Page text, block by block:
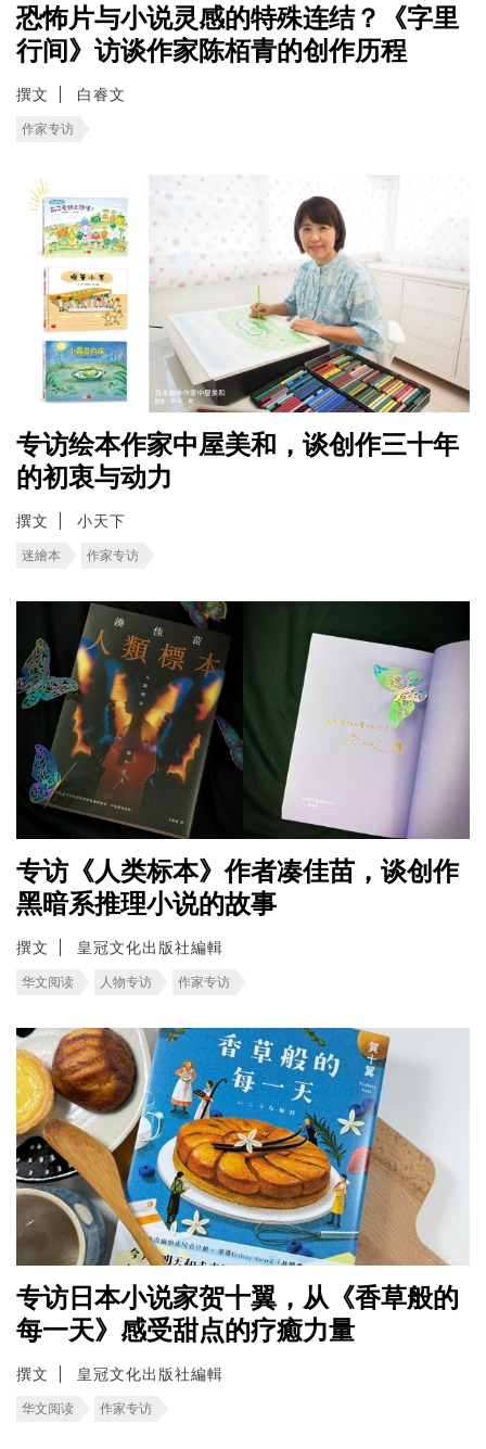
恐怖片与小说灵感的特殊连结？《字里
行间》访谈作家陈栢青的创作历程
撰文 白睿文
作家专访
专访绘本作家中屋美和，谈创作三十年
的初衷与动力
撰文 小天下
迷繪本 作家专访
专访《人类标本》作者凑佳苗，谈创作
黑暗系推理小说的故事
撰文 皇冠文化出版社編輯
华文阅读 人物专访 作家专访
专访日本小说家贺十翼，从《香草般的
每一天》感受甜点的疗癒力量
撰文 皇冠文化出版社編輯
华文阅读 作家专访